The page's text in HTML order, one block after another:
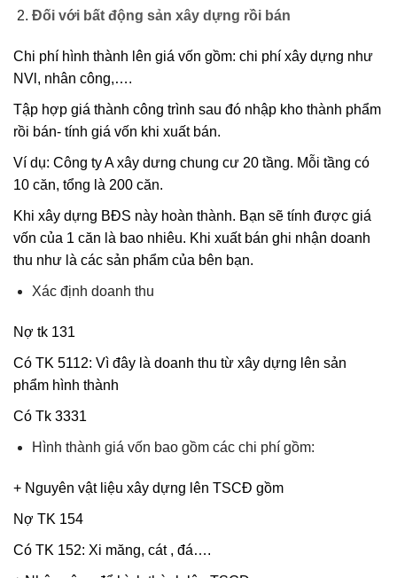
Đối với bất động sản xây dựng rồi bán
Chi phí hình thành lên giá vốn gồm: chi phí xây dựng như
NVl, nhân công,….
Tập hợp giá thành công trình sau đó nhập kho thành phẩm
rồi bán- tính giá vốn khi xuất bán.
Ví dụ: Công ty A xây dưng chung cư 20 tầng. Mỗi tầng có
10 căn, tổng là 200 căn.
Khi xây dựng BĐS này hoàn thành. Bạn sẽ tính được giá
vốn của 1 căn là bao nhiêu. Khi xuất bán ghi nhận doanh
thu như là các sản phẩm của bên bạn.
Xác định doanh thu
Nợ tk 131
Có TK 5112: Vì đây là doanh thu từ xây dựng lên sản
phẩm hình thành
Có Tk 3331
Hình thành giá vốn bao gồm các chi phí gồm:
+ Nguyên vật liệu xây dựng lên TSCĐ gồm
Nợ TK 154
Có TK 152: Xi măng, cát , đá….